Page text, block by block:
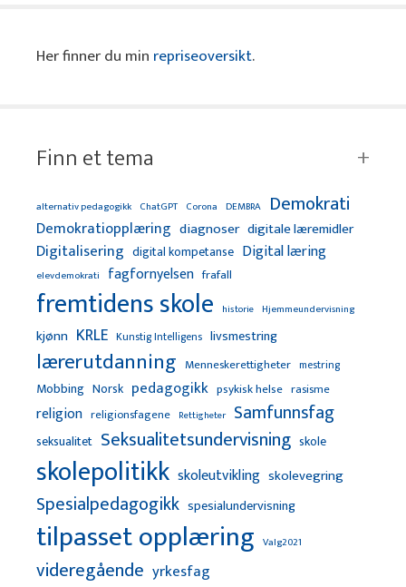
Her finner du min repriseoversikt.
Finn et tema
alternativ pedagogikk ChatGPT Corona DEMBRA Demokrati
Demokratiopplæring diagnoser digitale læremidler
Digitalisering digital kompetanse Digital læring
elevdemokrati fagfornyelsen frafall
fremtidens skole historie Hjemmeundervisning
kjønn KRLE Kunstig Intelligens livsmestring
lærerutdanning Menneskerettigheter mestring
Mobbing Norsk pedagogikk psykisk helse rasisme
religion religionsfagene Rettigheter Samfunnsfag
seksualitet Seksualitetsundervisning skole
skolepolitikk skoleutvikling skolevegring
Spesialpedagogikk spesialundervisning
tilpasset opplæring Valg2021
videregående yrkesfag